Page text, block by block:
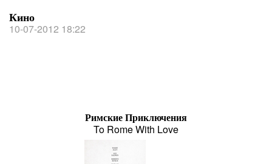
Кино
10-07-2012 18:22
Римские Приключения
To Rome With Love